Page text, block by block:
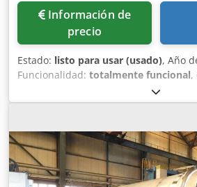
Información de
precio
Estado: listo para usar (usado), Año
Funcionalidad: totalmente funcional,
3.500 mm
mm, agujero del husillo:100 mm,
manual, En venta: 1 torno plano y de
Fabricante:
Modelo: DP1 / S3 x 3500 Año de
técnicos: Diámetro máximo de